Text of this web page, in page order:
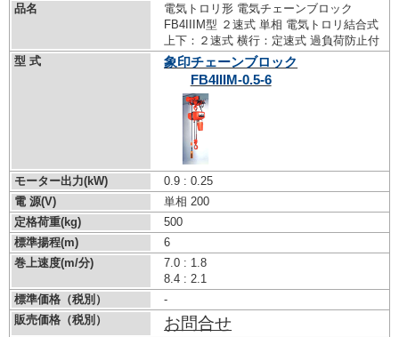
品名
電気トロリ形 電気チェーンブロック
FB4IIIM型 ２速式 単相 電気トロリ結合式
上下：２速式 横行：定速式 過負荷防止付
型 式
象印チェーンブロック
FB4IIIM-0.5-6
モーター出力(kW)
0.9 : 0.25
電 源(V)
単相 200
定格荷重(kg)
500
標準揚程(m)
6
巻上速度(m/分)
7.0 : 1.8
8.4 : 2.1
標準価格（税別）
-
販売価格（税別）
お問合せ